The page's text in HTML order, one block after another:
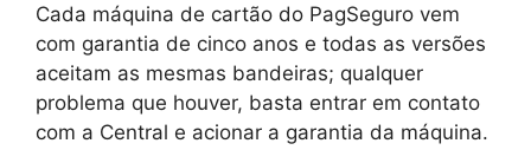
Cada máquina de cartão do PagSeguro vem
com garantia de cinco anos e todas as versões
aceitam as mesmas bandeiras; qualquer
problema que houver, basta entrar em contato
com a Central e acionar a garantia da máquina.